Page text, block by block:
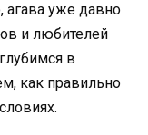
агава уже давно
и любителей
в
как правильно